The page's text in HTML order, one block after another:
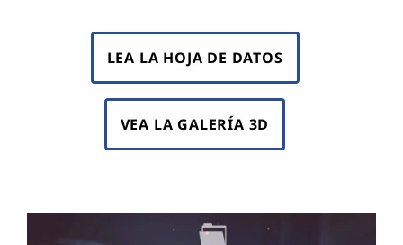
LEA LA HOJA DE DATOS
VEA LA GALERÍA 3D